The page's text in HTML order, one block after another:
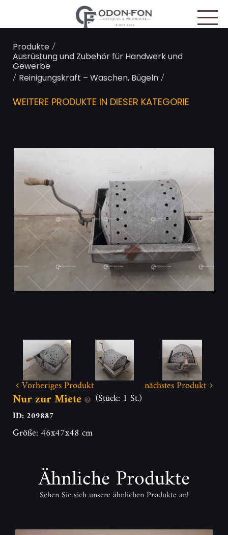
Produkte/
Ausrüstung und Zubehör für Handwerk und
Gewerbe
/ Reinigungskraft – Waschen, Bügeln/
WEITERE PRODUKTE IN DIESER KATEGORIE
Vorheriges Produkt nächstes Produkt
Nur zur Miete (Stück: 1 St.)
ID: 209887
Größe: 46x47x48 cm
Ähnliche Produkte
Sehen Sie sich unsere ähnlichen Produkte an!